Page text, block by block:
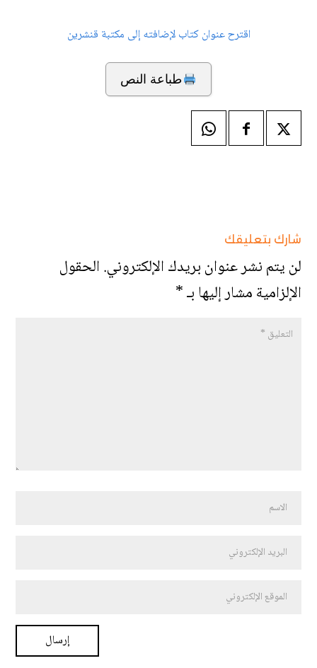
اقترح عنوان كتاب لإضافته إلى مكتبة قنشرين
طباعة النص
شارك بتعليقك
لن يتم نشر عنوان بريدك الإلكتروني.الحقول
الإلزامية مشار إليها بـ*